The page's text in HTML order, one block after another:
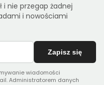
i nie przegap żadnej
i nowościami
Zapisz się
wiadomości
Administratorem danych